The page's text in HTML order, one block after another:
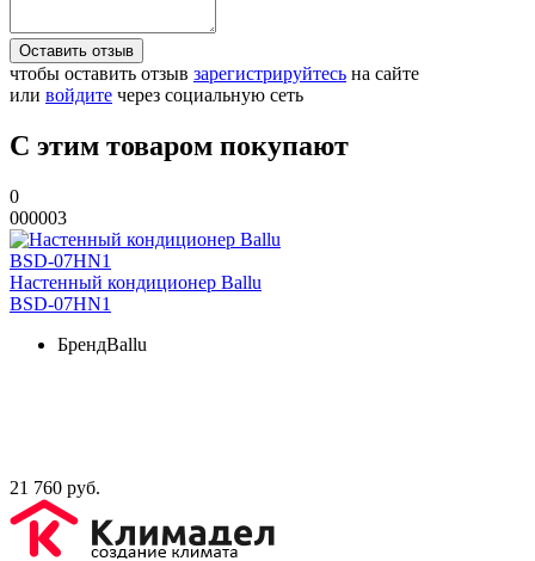
Оставить отзыв
чтобы оставить отзыв зарегистрируйтесь на сайте
или войдите через социальную сеть
С этим товаром покупают
0
000003
Настенный кондиционер Ballu
BSD-07HN1
БрендBallu
21 760 руб.